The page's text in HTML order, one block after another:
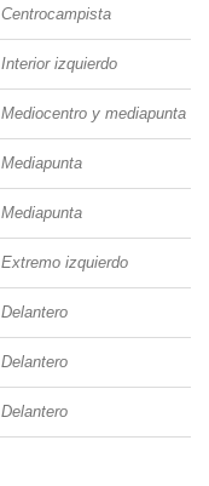
Centrocampista
Interior izquierdo
Mediocentro y mediapunta
Mediapunta
Mediapunta
Extremo izquierdo
Delantero
Delantero
Delantero